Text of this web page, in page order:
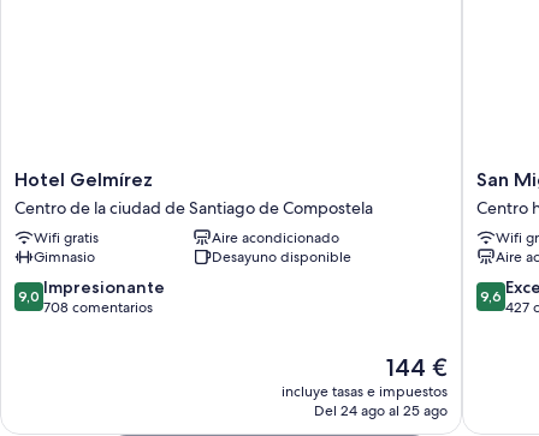
Además, otros de los servicios de los que disfrutarás incluyen:
Baños con artículos de higiene personal de diseño y duchas
Televisiones de pantalla plana con canales digitales
Calefacción, servicio de limpieza diario y escritorios
Hotel
Gelmírez
Centro
de
la
ciudad
de
Hotel Gelmírez
Centro de la ciudad de Santiago de Compostela
Wifi gratis
Aire acondicionado
Gimnasio
Desayuno disponible
9.0
sobre
9,0 Impresionante
708 comentarios
El
precio
actual
144 €
incluye tasas e impuestos
Del 24 ago al 25 ago
San
Miguel
Centro
histórico
de
San
Centro
Wifi
Aire
9.6
sobre
9,6
427